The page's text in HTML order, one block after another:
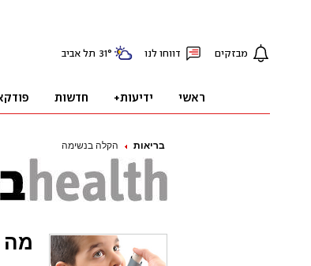
בריאות הקלה בנשימה
מה